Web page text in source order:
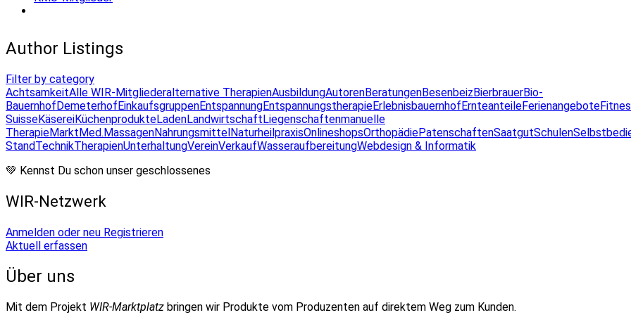
Author Listings
Filter by category
AchtsamkeitAlle WIR-Mitgliederalternative TherapienAusbildungAutorenBeratungenBesenbeizBierbrauerBio-
BauernhofDemeterhofEinkaufsgruppenEntspannungEntspannungstherapieErlebnisbauernhofErnteanteileFerienangebote
SuisseKäsereiKüchenprodukteLadenLandwirtschaftLiegenschaftenmanuelle
TherapieMarktMed.MassagenNahrungsmittelNaturheilpraxisOnlineshopsOrthopädiePatenschaftenSaatgutSchulen
StandTechnikTherapienUnterhaltungVereinVerkaufWasseraufbereitungWebdesign & Informatik
💚 Kennst Du schon unser geschlossenes
WIR-Netzwerk
Anmelden oder neu Registrieren
Aktuell erfassen
Über uns
Mit dem Projekt WIR-Marktplatz bringen wir Produkte vom Produzenten auf direktem Weg zum Kunden.